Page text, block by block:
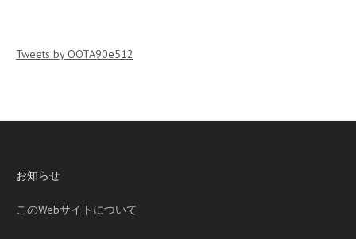
Tweets by OOTA90e512
お知らせ
このWebサイトについて